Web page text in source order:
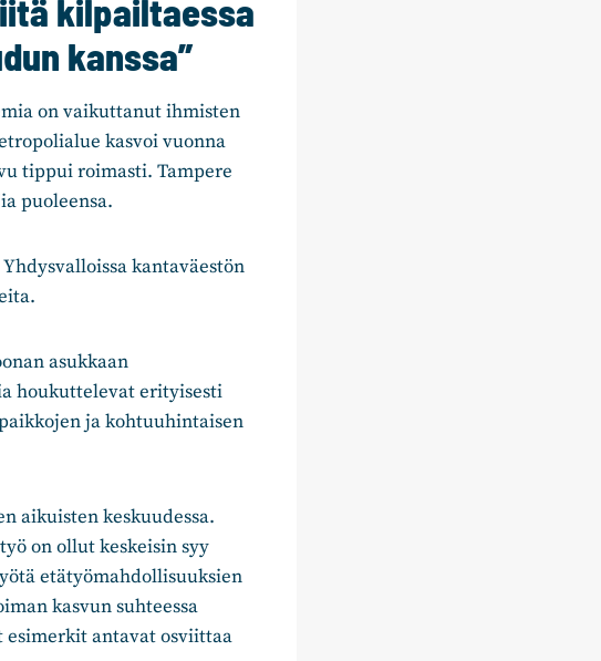
kilpailtaessa
kanssa”
on vaikuttanut ihmisten
kasvoi vuonna
tippui roimasti. Tampere
puoleensa.
kantaväestön
asukkaan
houkuttelevat erityisesti
ja kohtuuhintaisen
aikuisten keskuudessa.
on ollut keskeisin syy
etätyömahdollisuuksien
kasvun suhteessa
antavat osviittaa